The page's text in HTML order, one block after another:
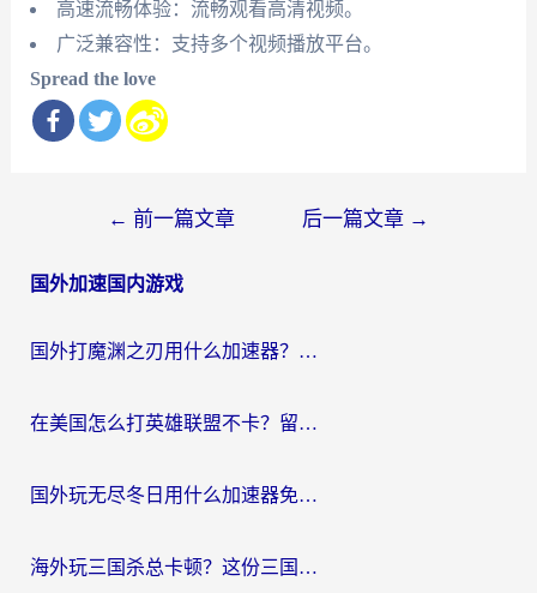
高速流畅体验：流畅观看高清视频。
广泛兼容性：支持多个视频播放平台。
Spread the love
导
← 前一篇文章 后一篇文章 →
国外加速国内游戏
国外打魔渊之刃用什么加速器？2026海外玩家国服游戏加速全攻略（附闪耀暖暖&复苏的魔女避坑指南）
在美国怎么打英雄联盟不卡？留学生亲测的国服游戏加速全攻略
国外玩无尽冬日用什么加速器免费？海外党国服游戏加速避坑指南
海外玩三国杀总卡顿？这份三国杀游戏加速器指南帮你告别延迟烦恼